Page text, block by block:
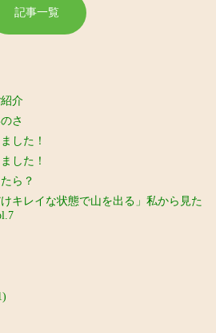
記事一覧
介
さ
した！
した！
ら？
キレイな状態で山を出る」私から見た